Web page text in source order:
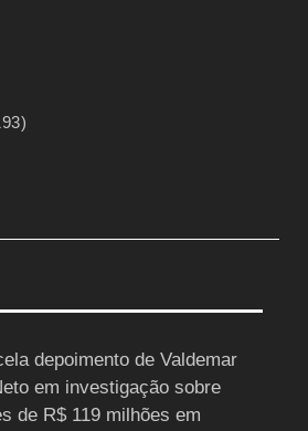
depoimento de Valdemar
em investigação sobre
de R$ 119 milhões em